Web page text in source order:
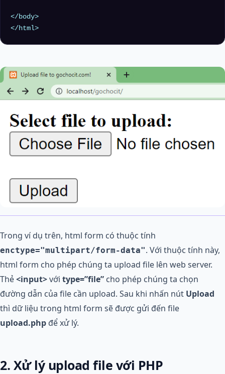
</body>
Trong ví dụ trên, html form có thuộc tính
enctype="multipart/form-data". Với thuộc tính này,
html form cho phép chúng ta upload file lên web server.
Thẻ<input>với type=”file” cho phép chúng ta chọn
đường dẫn của file cần upload. Sau khi nhấn nút Upload
thì dữ liệu trong html form sẽ được gửi đến file
upload.php để xử lý.
2. Xử lý upload file với PHP